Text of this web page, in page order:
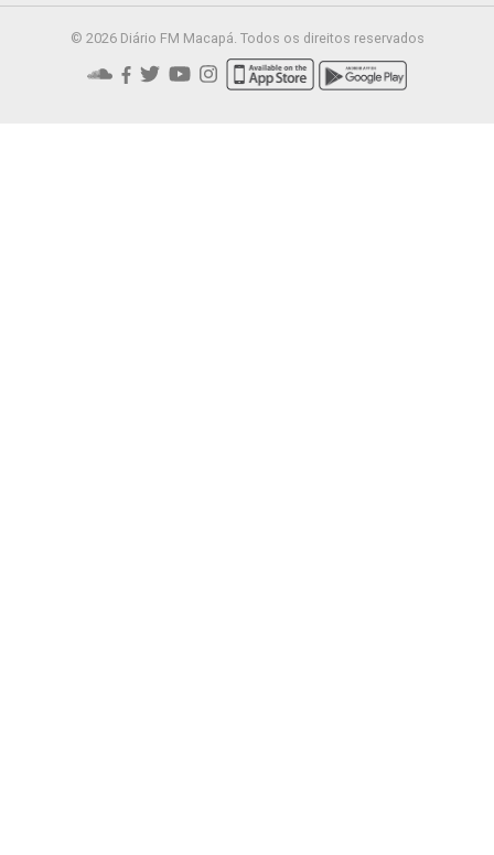
© 2026 Diário FM Macapá. Todos os direitos reservados